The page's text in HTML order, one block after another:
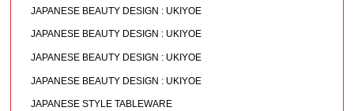
JAPANESE BEAUTY DESIGN : UKIYOE
JAPANESE BEAUTY DESIGN : UKIYOE
JAPANESE BEAUTY DESIGN : UKIYOE
JAPANESE BEAUTY DESIGN : UKIYOE
JAPANESE STYLE TABLEWARE